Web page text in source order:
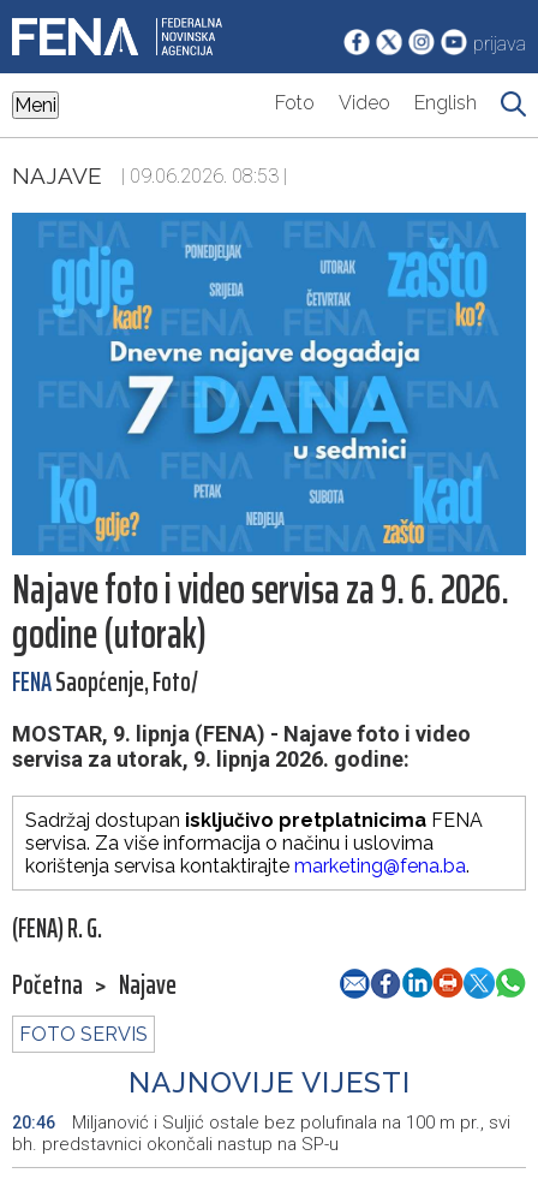
prijava
Meni Foto Video English
NAJAVE | 09.06.2026. 08:53 |
Najave foto i video servisa za 9. 6. 2026.
godine (utorak)
FENASaopćenje, Foto/
MOSTAR, 9. lipnja (FENA) - Najave foto i video
servisa za utorak, 9. lipnja 2026. godine:
Sadržaj dostupan isključivo pretplatnicima FENA
servisa. Za više informacija o načinu i uslovima
korištenja servisa kontaktirajte marketing@fena.ba.
(FENA) R. G.
Početna > Najave
FOTO SERVIS
NAJNOVIJE VIJESTI
20:46
Miljanović i Suljić ostale bez polufinala na 100 m pr., svi
bh. predstavnici okončali nastup na SP-u